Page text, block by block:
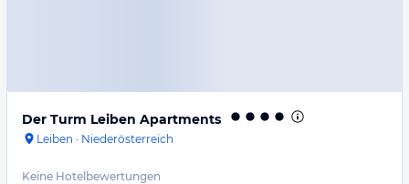
Der Turm Leiben Apartments
Leiben · Niederösterreich
Keine Hotelbewertungen